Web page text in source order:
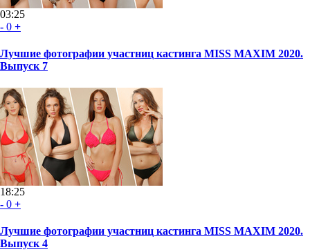
03:25
- 0 +
Лучшие фотографии участниц кастинга MISS MAXIM 2020.
Выпуск 7
18:25
- 0 +
Лучшие фотографии участниц кастинга MISS MAXIM 2020.
Выпуск 4